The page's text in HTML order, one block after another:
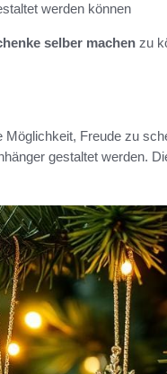
werden können
selber machen zu
Möglichkeit, Freude zu
gestaltet werden.